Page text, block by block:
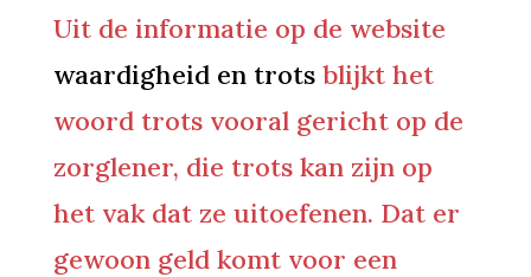
Uit de informatie op de website
waardigheid en trotsblijkt het
woord trots vooral gericht op de
zorglener, die trots kan zijn op
het vak dat ze uitoefenen. Dat er
gewoon geld komt voor een